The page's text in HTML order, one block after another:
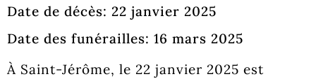
Date de décès: 22 janvier 2025
Date des funérailles: 16 mars 2025
À Saint-Jérôme, le 22 janvier 2025 est